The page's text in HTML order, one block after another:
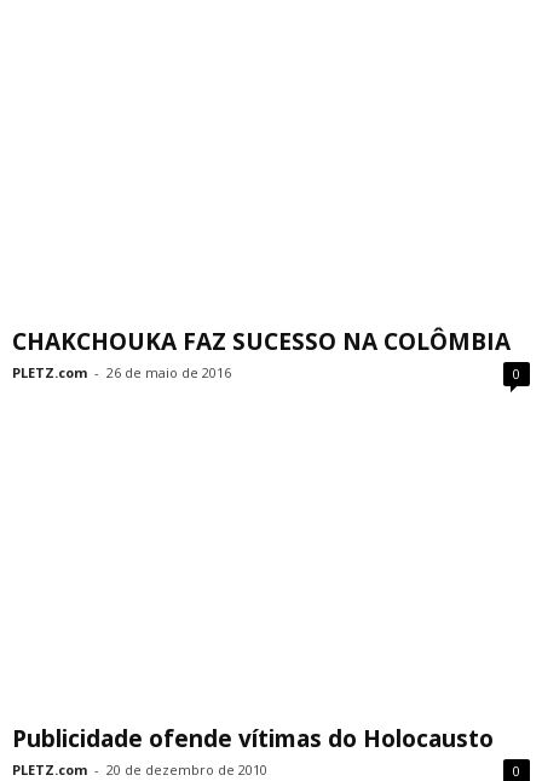
CHAKCHOUKA FAZ SUCESSO NA COLÔMBIA
PLETZ.com - 26 de maio de 2016 0
Publicidade ofende vítimas do Holocausto
PLETZ.com - 20 de dezembro de 2010 0